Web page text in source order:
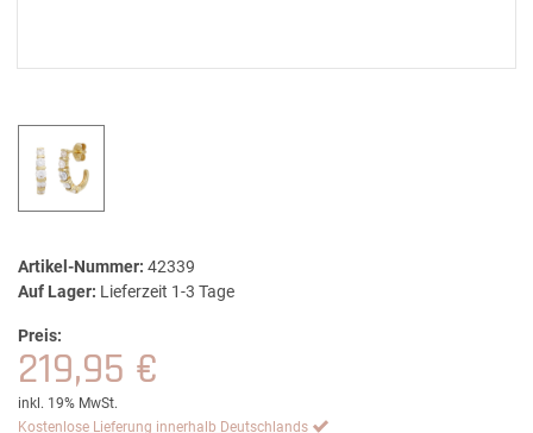
Artikel-Nummer: 42339
Auf Lager: Lieferzeit 1-3 Tage
Preis:
219,95 €
inkl. 19% MwSt.
Kostenlose Lieferung innerhalb Deutschlands